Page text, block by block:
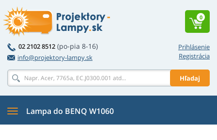
Prihlásenie
Registrácia
02 2102 8512 (po-pia 8-16)
info@projektory-lampy.sk
Hľadaj
0
Lampa do BENQ W1060